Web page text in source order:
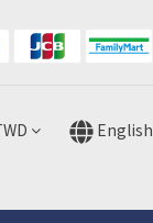
English